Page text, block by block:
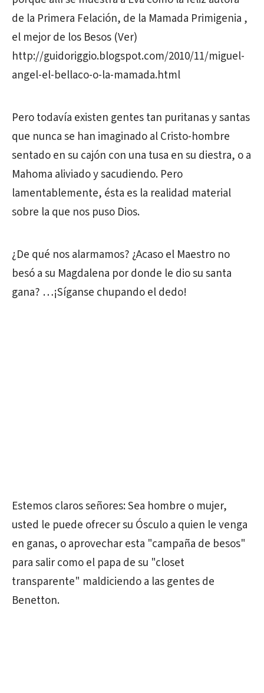
de la Primera Felación, de la Mamada Primigenia ,
el mejor de los Besos (Ver)
http://guidoriggio.blogspot.com/2010/11/miguel-
angel-el-bellaco-o-la-mamada.html
Pero todavía existen gentes tan puritanas y santas
que nunca se han imaginado al Cristo-hombre
sentado en su cajón con una tusa en su diestra, o a
Mahoma aliviado y sacudiendo. Pero
lamentablemente, ésta es la realidad material
sobre la que nos puso Dios.
¿De qué nos alarmamos? ¿Acaso el Maestro no
besó a su Magdalena por donde le dio su santa
gana? …¡Síganse chupando el dedo!
Estemos claros señores: Sea hombre o mujer,
usted le puede ofrecer su Ósculo a quien le venga
en ganas, o aprovechar esta "campaña de besos"
para salir como el papa de su "closet
transparente" maldiciendo a las gentes de
Benetton.